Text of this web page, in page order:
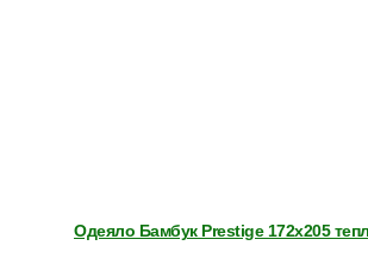
Одеяло Бамбук Prestige 172х205